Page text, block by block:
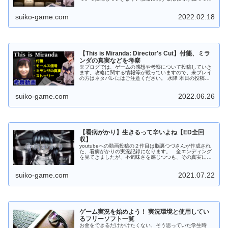
suiko-game.com 2022.02.18
【This is Miranda: Director's Cut】付箋、ミラ
ンダの真実などを考察
※ブログでは、ゲームの感想や考察について投稿していき
ます。攻略に関する情報等が載っていますので、未プレイ
の方はネタバレにはご注意ください。 水降 本日の投稿動
suiko-game.com 2022.06.26
【看病がかり】生きるって辛いよね【ED全回
収】
youtubeへの動画投稿の２作目は脳裏つづさんが作成され
た、看病がかりの実況記録になります。 全エンディング
を見てきましたが、不気味さを感じつつも、その真実に
suiko-game.com 2021.07.22
ゲーム実況を始めよう！ 実況環境と使用してい
るフリーソフト一覧
お金をできるだけかけたくない、そう思っていた学生時